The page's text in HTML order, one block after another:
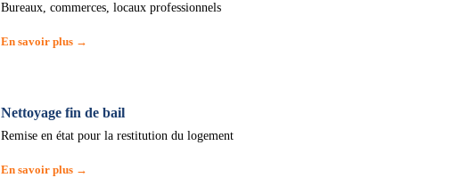
Bureaux, commerces, locaux professionnels
En savoir plus →
Nettoyage fin de bail
Remise en état pour la restitution du logement
En savoir plus →